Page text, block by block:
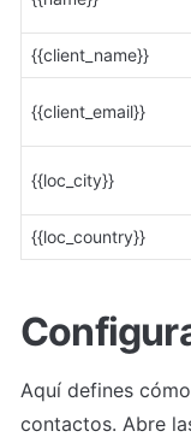
{{client_name}}
{{client_email}}
{{loc_city}}
{{loc_country}}
Aquí defines
contactos. Abre